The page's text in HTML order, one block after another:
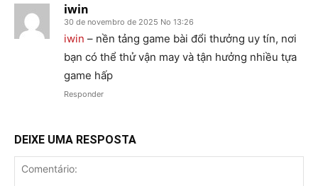
iwin
30 de novembro de 2025 No 13:26
iwin – nền tảng game bài đổi thưởng uy tín, nơi
bạn có thể thử vận may và tận hưởng nhiều tựa
game hấp
Responder
DEIXE UMA RESPOSTA